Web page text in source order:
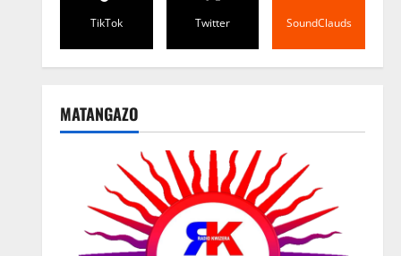
TikTok Twitter SoundClauds
MATANGAZO